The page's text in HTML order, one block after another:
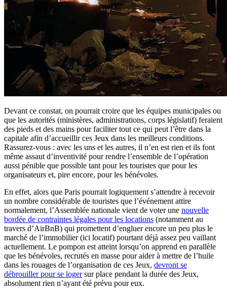
Devant ce constat, on pourrait croire que les équipes municipales ou
que les autorités (ministères, administrations, corps législatif) feraient
des pieds et des mains pour faciliter tout ce qui peut l’être dans la
capitale afin d’accueillir ces Jeux dans les meilleurs conditions.
Rassurez-vous : avec les uns et les autres, il n’en est rien et ils font
même assaut d’inventivité pour rendre l’ensemble de l’opération
aussi pénible que possible tant pour les touristes que pour les
organisateurs et, pire encore, pour les bénévoles.
En effet, alors que Paris pourrait logiquement s’attendre à recevoir
un nombre considérable de touristes que l’événement attire
normalement, l’Assemblée nationale vient de voter une nouvelle
bordée de contraintes légales pour les locations (notamment au
travers d’AirBnB) qui promettent d’engluer encore un peu plus le
marché de l’immobilier (ici locatif) pourtant déjà assez peu vaillant
actuellement. Le pompon est atteint lorsqu’on apprend en parallèle
que les bénévoles, recrutés en masse pour aider à mettre de l’huile
dans les rouages de l’organisation de ces Jeux, devront se
débrouiller pour se logersur place pendant la durée des Jeux,
absolument rien n’ayant été prévu pour eux.